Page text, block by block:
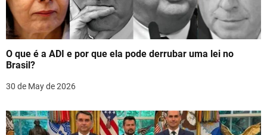
g
a
t
i
o
n
O que é a ADI e por que ela pode derrubar uma lei no
Brasil?
30 de May de 2026